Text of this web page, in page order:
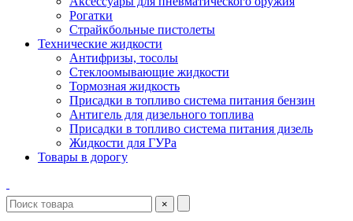
Рогатки
Страйкбольные пистолеты
Технические жидкости
Антифризы, тосолы
Стеклоомывающие жидкости
Тормозная жидкость
Присадки в топливо система питания бензин
Антигель для дизельного топлива
Присадки в топливо система питания дизель
Жидкости для ГУРа
Товары в дорогу
×